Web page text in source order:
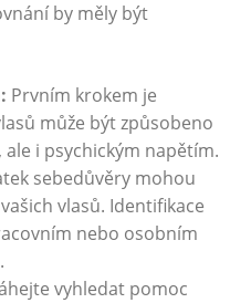
by měly být
Prvním krokem je
může být způsobeno
i psychickým napětím.
sebedůvěry mohou
vlasů. Identifikace
nebo osobním
vyhledat pomoc